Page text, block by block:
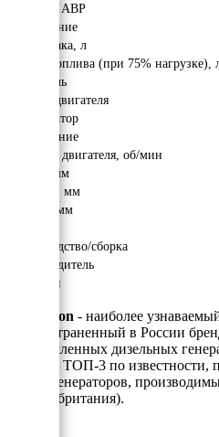
Наличие АВР
Исполнение
Объём бака, л
Расход топлива (при 75% нагрузке),
Двигатель
Модель двигателя
Альтернатор
Охлаждение
Обороты двигателя, об/мин
Длина, мм
Ширина, мм
Высота, мм
Производство/сборка
Производитель
Гарантия
FG Wilson - наиболее
распространенный в России
промышленных дизельных
стране в ТОП-3 по известности,
генераторов,
(Великобритания).